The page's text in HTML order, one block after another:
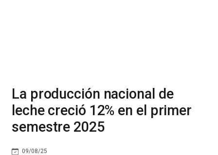
La producción nacional de
leche creció 12% en el primer
semestre 2025
09/08/25